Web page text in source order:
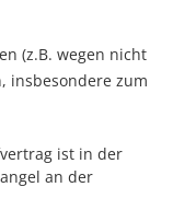
(z.B. wegen nicht
insbesondere zum
ist in der
an der